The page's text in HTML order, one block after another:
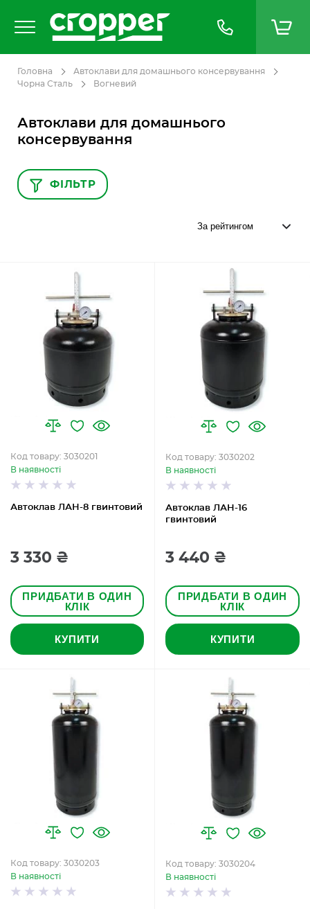
Головна
Автоклави для домашнього консервування
Чорна Сталь
Вогневий
Автоклави для домашнього
консервування
Автоклав ЛАН-8 гвинтовий
Код товару: 3030201
В наявності
3 330 ₴
ПРИДБАТИ В ОДИН
КЛІК
КУПИТИ
Автоклав ЛАН-16
гвинтовий
Код товару: 3030202
В наявності
3 440 ₴
ПРИДБАТИ В ОДИН
КЛІК
КУПИТИ
Код товару: 3030203
В наявності
Код товару: 3030204
В наявності
ФІЛЬТР